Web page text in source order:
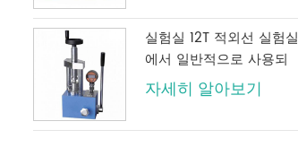
실험실 12T 적외선 실험실
에서 일반적으로 사용되
는 디지털 압력 게이지가
있는 수동 유압 프레스
자세히 알아보기